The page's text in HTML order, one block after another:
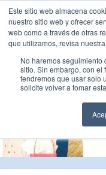
Este sitio web almacena
nuestro sitio web y ofrecer
web como a través de otras
que utilizamos, revisa
No haremos seguimiento
sitio. Sin embargo, con el
tendremos que usar solo
solicite volver a tomar